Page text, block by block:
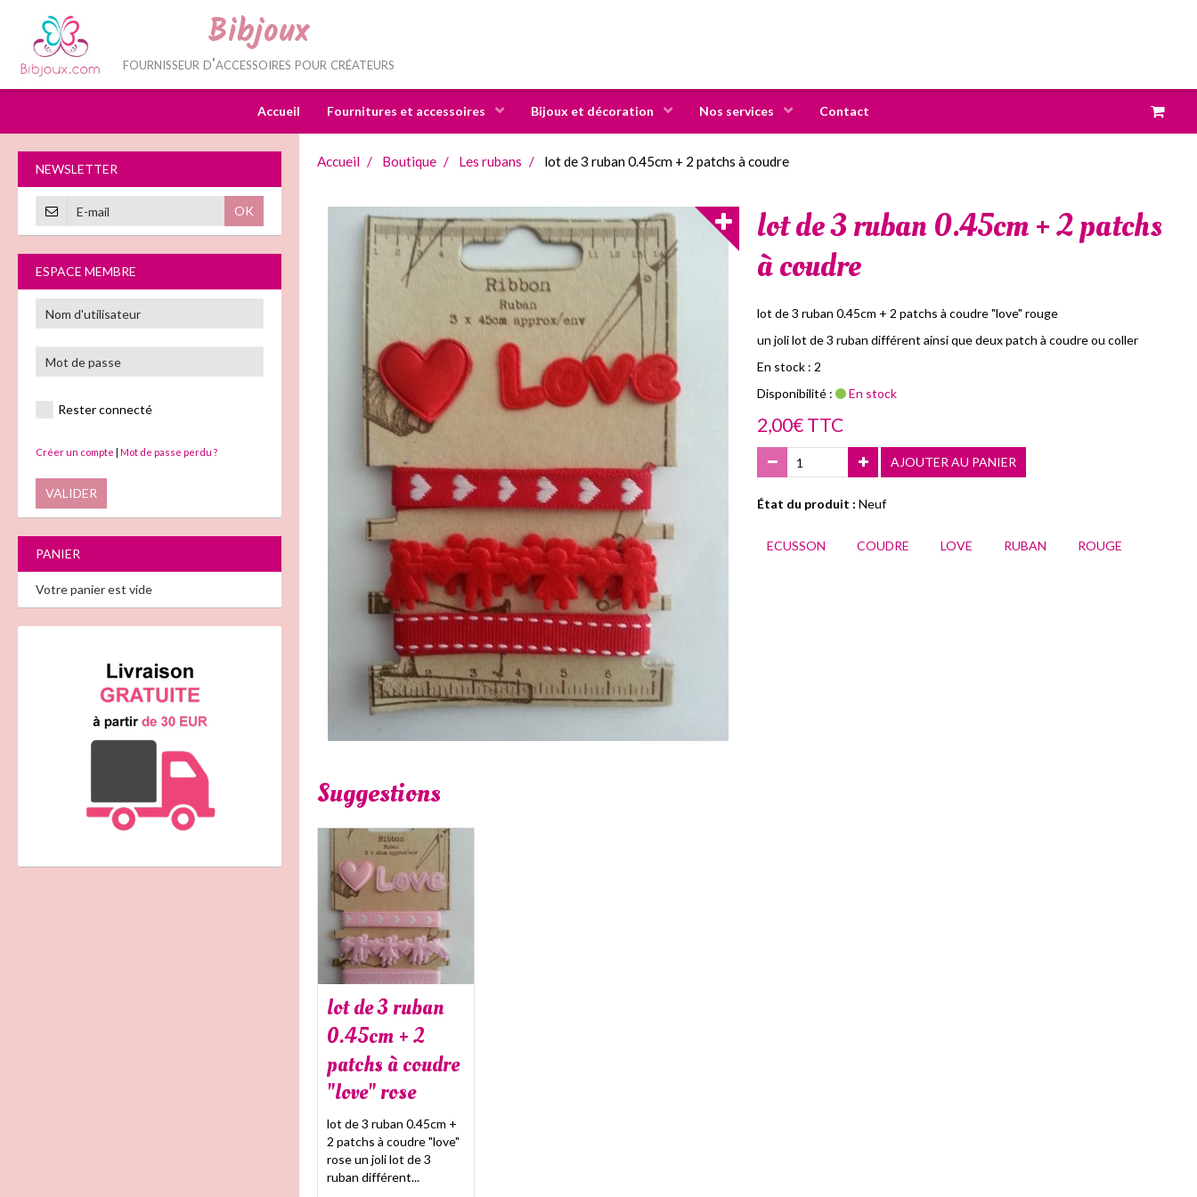
Bibjoux
fournisseur d'accessoires pour créateurs
Accueil Fournitures et accessoires Bijoux et décoration Nos services Contact
Accueil Boutique Les rubans lot de 3 ruban 0.45cm + 2 patchs à coudre
lot de 3 ruban 0.45cm + 2 patchs
à coudre
lot de 3 ruban 0.45cm + 2 patchs à coudre "love" rouge
un joli lot de 3 ruban différent ainsi que deux patch à coudre ou coller
En stock : 2
Disponibilité :
En stock
2,00€ TTC
AJOUTER AU PANIER
État du produit : Neuf
ECUSSON COUDRE LOVE RUBAN ROUGE
Suggestions
lot de 3 ruban
0.45cm + 2
patchs à coudre
"love" rose
lot de 3 ruban 0.45cm +
2 patchs à coudre "love"
rose un joli lot de 3
ruban différent...
NEWSLETTER
OK
ESPACE MEMBRE
Rester connecté
Créer un compte | Mot de passe perdu ?
VALIDER
PANIER
Votre panier est vide